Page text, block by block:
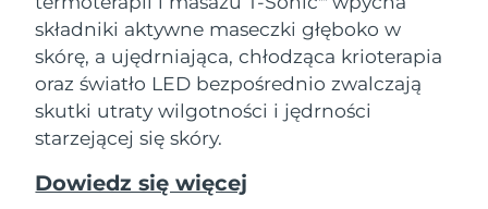
składniki aktywne maseczki głęboko w
skórę, a ujędrniająca, chłodząca krioterapia
oraz światło LED bezpośrednio zwalczają
skutki utraty wilgotności i jędrności
starzejącej się skóry.
Dowiedz się więcej